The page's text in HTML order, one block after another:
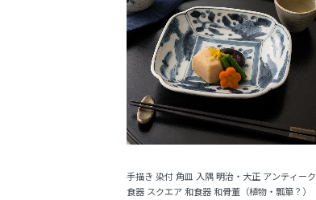
手描き 染付 角皿 入隅 明治・大正 アンティーク
食器 スクエア 和食器 和骨董（植物・瓢箪？）